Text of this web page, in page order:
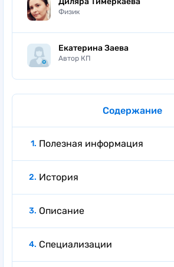
Физик
Екатерина Заева
Автор КП
Содержание
Полезная информация
История
Описание
Специализации